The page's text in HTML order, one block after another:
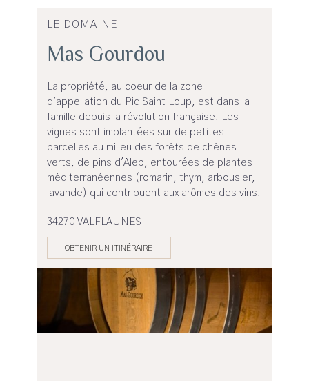
LE DOMAINE
Mas Gourdou
La propriété, au coeur de la zone
d'appellation du Pic Saint Loup, est dans la
famille depuis la révolution française. Les
vignes sont implantées sur de petites
parcelles au milieu des forêts de chênes
verts, de pins d'Alep, entourées de plantes
méditerranéennes (romarin, thym, arbousier,
lavande) qui contribuent aux arômes des vins.
34270 VALFLAUNES
OBTENIR UN ITINÉRAIRE